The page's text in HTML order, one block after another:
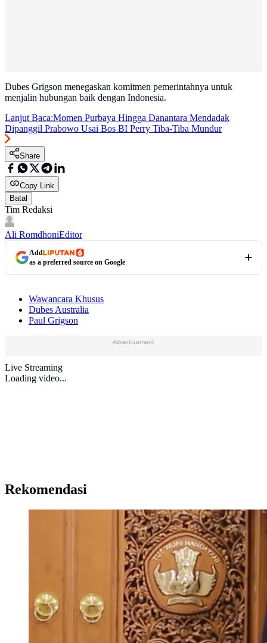
Dubes Grigson menegaskan komitmen pemerintahnya untuk
menjalin hubungan baik dengan Indonesia.
Lanjut Baca:Momen Purbaya Hingga Danantara Mendadak
Dipanggil Prabowo Usai Bos BI Perry Tiba-Tiba Mundur
Share
Copy Link
Batal
Tim Redaksi
Ali RomdhoniEditor
Add
as a preferred source on Google
Wawancara Khusus
Dubes Australia
Paul Grigson
Advertisement
Live Streaming
Loading video...
Rekomendasi